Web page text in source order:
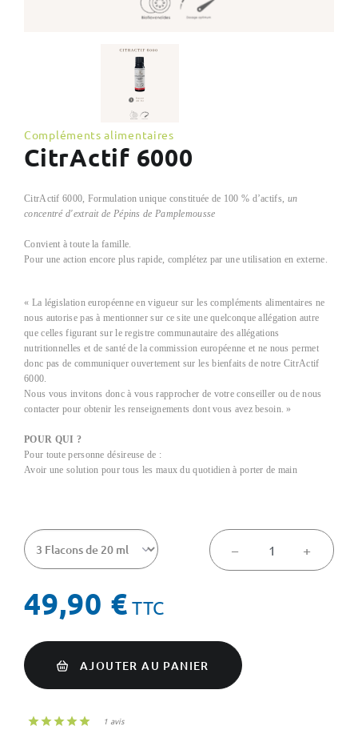
Compléments alimentaires
CitrActif 6000
CitrActif 6000, Formulation unique constituée de 100 % d’actifs, un
concentré d'extrait de Pépins de Pamplemousse
Convient à toute la famille.
Pour une action encore plus rapide, complétez par une utilisation en externe.
« La législation européenne en vigueur sur les compléments alimentaires ne
nous autorise pas à mentionner sur ce site une quelconque allégation autre
que celles figurant sur le registre communautaire des allégations
nutritionnelles et de santé de la commission européenne et ne nous permet
donc pas de communiquer ouvertement sur les bienfaits de notre CitrActif
6000.
Nous vous invitons donc à vous rapprocher de votre conseiller ou de nous
contacter pour obtenir les renseignements dont vous avez besoin. »
POUR QUI ?
Pour toute personne désireuse de :
Avoir une solution pour tous les maux du quotidien à porter de main
− +
49,90 € TTC
AJOUTER AU PANIER
 1 avis